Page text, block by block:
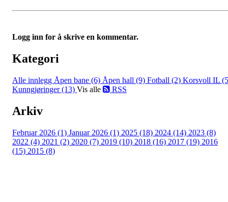
Logg inn for å skrive en kommentar.
Kategori
Alle innlegg Åpen bane (6) Åpen hall (9) Fotball (2) Korsvoll IL
Kunngjøringer (13) Vis alle RSS
Arkiv
Februar 2026 (1) Januar 2026 (1) 2025 (18) 2024 (14) 2023 (8)
2022 (4) 2021 (2) 2020 (7) 2019 (10) 2018 (16) 2017 (19) 2016
(15) 2015 (8)